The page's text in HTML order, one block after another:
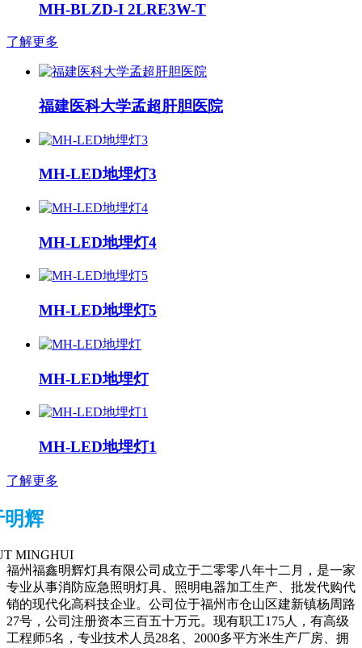
MH-BLZD-I 2LRE3W-T
了解更多
福建医科大学孟超肝胆医院
MH-LED地埋灯3
MH-LED地埋灯4
MH-LED地埋灯5
MH-LED地埋灯
MH-LED地埋灯1
了解更多
明辉
MINGHUI
福州福鑫明辉灯具有限公司成立于二零零八年十二月，是一家
专业从事消防应急照明灯具、照明电器加工生产、批发代购代
销的现代化高科技企业。公司位于福州市仓山区建新镇杨周路
27号，公司注册资本三百五十万元。现有职工175人，有高级
工程师5名，专业技术人员28名、2000多平方米生产厂房、拥